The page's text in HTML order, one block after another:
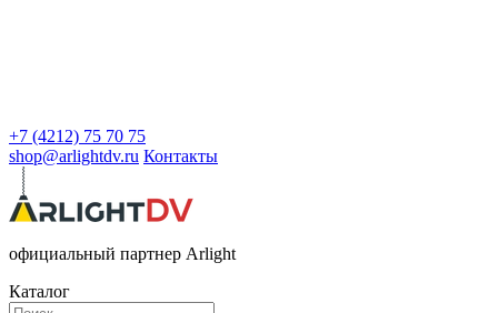
+7 (4212) 75 70 75
shop@arlightdv.ru Контакты
официальный партнер Arlight
Каталог